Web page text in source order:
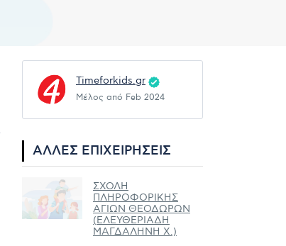
Timeforkids.gr
Μέλος από Feb 2024
ΆΛΛΕΣ ΕΠΙΧΕΙΡΉΣΕΙΣ
ΣΧΟΛΗ
ΠΛΗΡΟΦΟΡΙΚΗΣ
ΑΓΙΩΝ ΘΕΟΔΩΡΩΝ
(ΕΛΕΥΘΕΡΙΑΔΗ
ΜΑΓΔΑΛΗΝΗ Χ.)